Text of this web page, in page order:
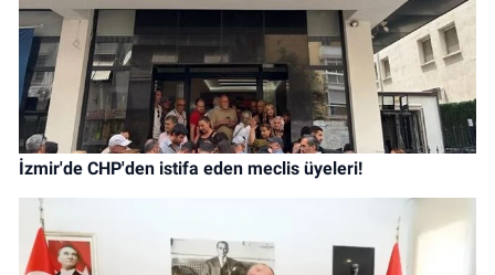
İzmir'de CHP'den istifa eden meclis üyeleri!